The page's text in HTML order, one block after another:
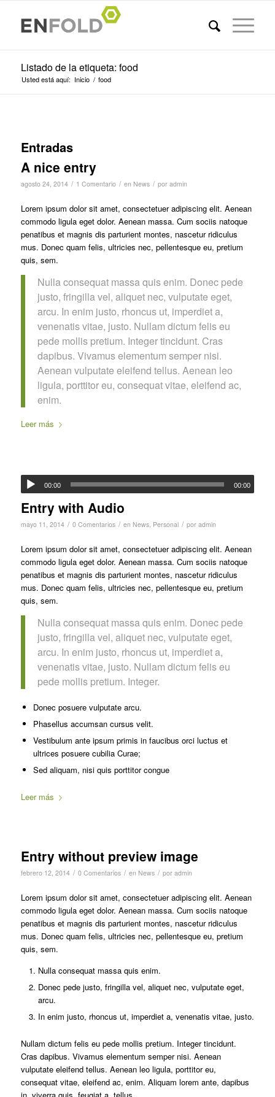
Listado de la etiqueta: food
Usted está aquí: Inicio / food
Entradas
A nice entry
agosto 24, 2014 / 1 Comentario / en News / por admin
Lorem ipsum dolor sit amet, consectetuer adipiscing elit. Aenean
commodo ligula eget dolor. Aenean massa. Cum sociis natoque
penatibus et magnis dis parturient montes, nascetur ridiculus
mus. Donec quam felis, ultricies nec, pellentesque eu, pretium
quis, sem.
Nulla consequat massa quis enim. Donec pede
justo, fringilla vel, aliquet nec, vulputate eget,
arcu. In enim justo, rhoncus ut, imperdiet a,
venenatis vitae, justo. Nullam dictum felis eu
pede mollis pretium. Integer tincidunt. Cras
dapibus. Vivamus elementum semper nisi.
Aenean vulputate eleifend tellus. Aenean leo
ligula, porttitor eu, consequat vitae, eleifend ac,
enim.
Leer más
00:00 00:00
Entry with Audio
mayo 11, 2014 / 0 Comentarios / en News, Personal / por admin
Lorem ipsum dolor sit amet, consectetuer adipiscing elit. Aenean
commodo ligula eget dolor. Aenean massa. Cum sociis natoque
penatibus et magnis dis parturient montes, nascetur ridiculus
mus. Donec quam felis, ultricies nec, pellentesque eu, pretium
quis, sem.
Nulla consequat massa quis enim. Donec pede
justo, fringilla vel, aliquet nec, vulputate eget,
arcu. In enim justo, rhoncus ut, imperdiet a,
venenatis vitae, justo. Nullam dictum felis eu
pede mollis pretium. Integer.
Donec posuere vulputate arcu.
Phasellus accumsan cursus velit.
Vestibulum ante ipsum primis in faucibus orci luctus et
ultrices posuere cubilia Curae;
Sed aliquam, nisi quis porttitor congue
Leer más
Entry without preview image
febrero 12, 2014 / 0 Comentarios / en News / por admin
Lorem ipsum dolor sit amet, consectetuer adipiscing elit. Aenean
commodo ligula eget dolor. Aenean massa. Cum sociis natoque
penatibus et magnis dis parturient montes, nascetur ridiculus
mus. Donec quam felis, ultricies nec, pellentesque eu, pretium
quis, sem.
Nulla consequat massa quis enim.
Donec pede justo, fringilla vel, aliquet nec, vulputate eget,
arcu.
In enim justo, rhoncus ut, imperdiet a, venenatis vitae, justo.
Nullam dictum felis eu pede mollis pretium. Integer tincidunt.
Cras dapibus. Vivamus elementum semper nisi. Aenean
vulputate eleifend tellus. Aenean leo ligula, porttitor eu,
consequat vitae, eleifend ac, enim. Aliquam lorem ante, dapibus